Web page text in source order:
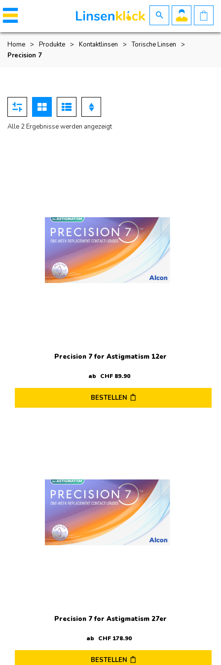
Home > Produkte > Kontaktlinsen > Torische Linsen
>
Precision 7
Alle 2 Ergebnisse werden angezeigtNach
Precision 7 for Astigmatism 12er
ab CHF89.90
BESTELLEN
Die
Optionen
können
auf
der
Produktseite
gewählt
Precision 7 for Astigmatism 27er
ab CHF 178.90
BESTELLEN